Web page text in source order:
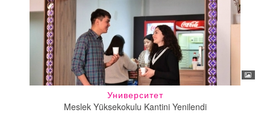
Университет
Meslek Yüksekokulu Kantini Yenilendi